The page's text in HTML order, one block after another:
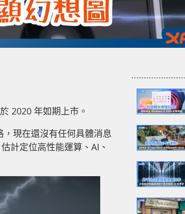
2020 年如期上市。
現在還沒有任何具體消息
計定位高性能運算、AI、